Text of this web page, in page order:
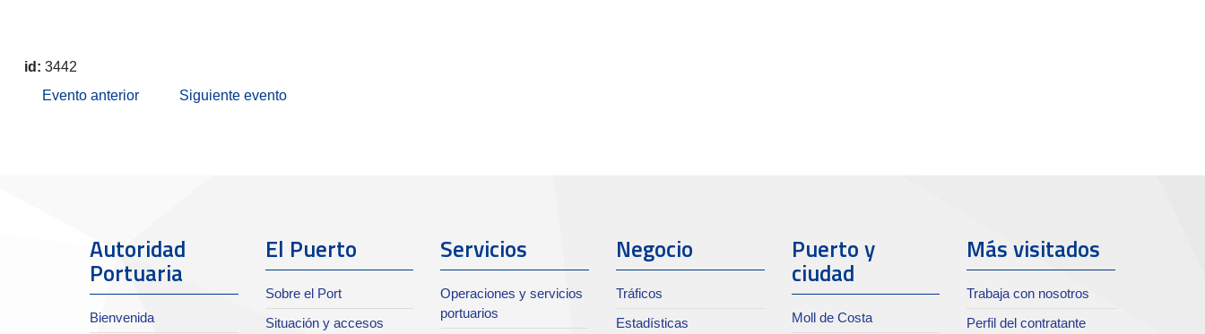
id: 3442
Evento anterior
Siguiente evento
Autoridad
Portuaria
Bienvenida
El Puerto
Sobre el Port
Situación y accesos
Servicios
Operaciones y servicios
portuarios
Negocio
Tráficos
Estadísticas
Puerto y
ciudad
Moll de Costa
Más visitados
Trabaja con nosotros
Perfil del contratante